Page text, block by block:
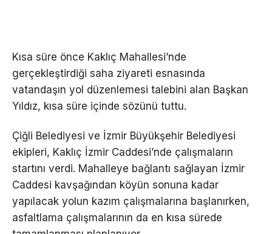
Kısa süre önce Kaklıç Mahallesi’nde
gerçekleştirdiği saha ziyareti esnasında
vatandaşın yol düzenlemesi talebini alan Başkan
Yıldız, kısa süre içinde sözünü tuttu.
Çiğli Belediyesi ve İzmir Büyükşehir Belediyesi
ekipleri, Kaklıç İzmir Caddesi’nde çalışmaların
startını verdi. Mahalleye bağlantı sağlayan İzmir
Caddesi kavşağından köyün sonuna kadar
yapılacak yolun kazım çalışmalarına başlanırken,
asfaltlama çalışmalarının da en kısa sürede